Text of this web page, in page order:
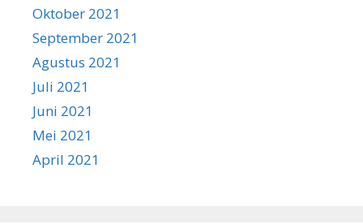
Oktober 2021
September 2021
Agustus 2021
Juli 2021
Juni 2021
Mei 2021
April 2021